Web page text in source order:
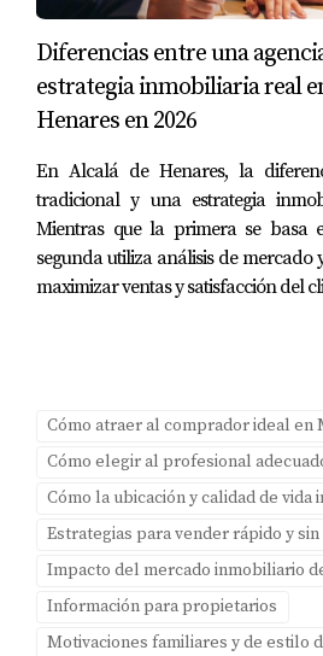
PREGUNTAS
¿Cuáles son las mejores
Utiliza descripciones detalladas
zonas verdes y servicios
¿Es importante mencionar
Sí, mencionar urbanizaciones
¿Cómo puedo utilizar el
con fotografías profesionales y
que resalten sus características
¿Qué papel juegan las
venta?
Diferencias entre una
estrategia inmobiliaria real
Henares en 2026
En Alcalá de Henares, la
tradicional y una estrategia
Mientras que la primera se basa
segunda utiliza análisis de
maximizar ventas y satisfacción del
Cómo atraer al comprador ideal en
Cómo elegir al profesional
Cómo la ubicación y calidad de
Estrategias para vender rápido y
Impacto del mercado inmobiliario
Información para propietarios
Motivaciones familiares y de estilo